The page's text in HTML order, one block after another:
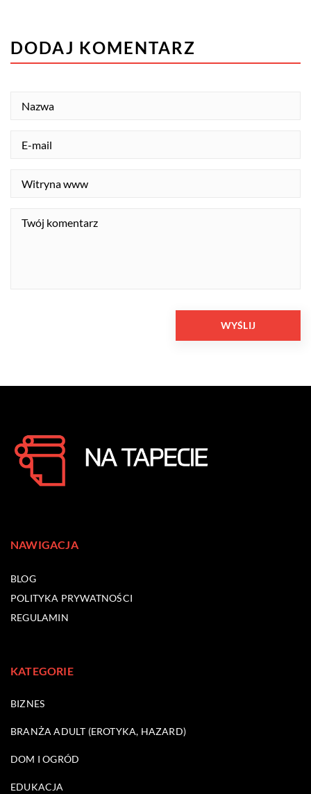
DODAJ KOMENTARZ
NAWIGACJA
BLOG
POLITYKA PRYWATNOŚCI
REGULAMIN
KATEGORIE
BIZNES
BRANŻA ADULT (EROTYKA, HAZARD)
DOM I OGRÓD
EDUKACJA